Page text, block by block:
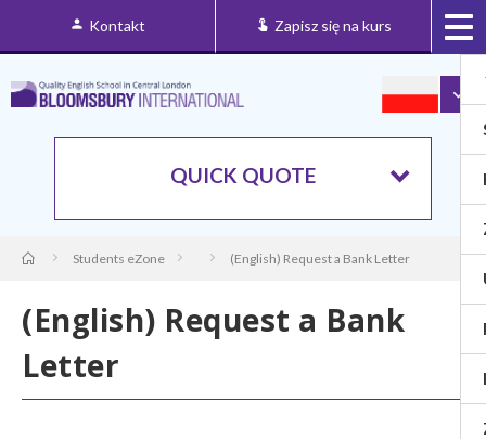
Kontakt Zapisz się na kurs
QUICK QUOTE
Students eZone (English) Request a Bank Letter
(English) Request a Bank
Letter